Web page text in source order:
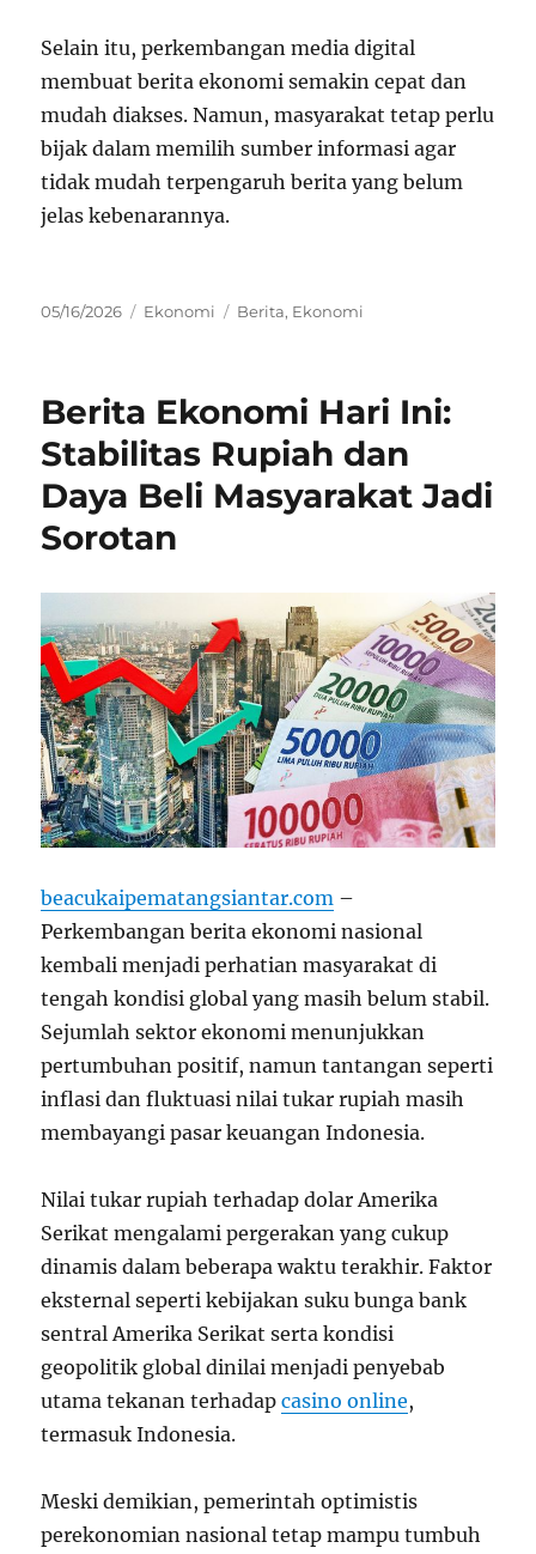
Selain itu, perkembangan media digital
membuat berita ekonomi semakin cepat dan
mudah diakses. Namun, masyarakat tetap perlu
bijak dalam memilih sumber informasi agar
tidak mudah terpengaruh berita yang belum
jelas kebenarannya.
Posted
05/16/2026 Categories
Ekonomi Tags
Berita, Ekonomi
Berita Ekonomi Hari Ini:
Stabilitas Rupiah dan
Daya Beli Masyarakat Jadi
Sorotan
beacukaipematangsiantar.com –
Perkembangan berita ekonomi nasional
kembali menjadi perhatian masyarakat di
tengah kondisi global yang masih belum stabil.
Sejumlah sektor ekonomi menunjukkan
pertumbuhan positif, namun tantangan seperti
inflasi dan fluktuasi nilai tukar rupiah masih
membayangi pasar keuangan Indonesia.
Nilai tukar rupiah terhadap dolar Amerika
Serikat mengalami pergerakan yang cukup
dinamis dalam beberapa waktu terakhir. Faktor
eksternal seperti kebijakan suku bunga bank
sentral Amerika Serikat serta kondisi
geopolitik global dinilai menjadi penyebab
utama tekanan terhadapcasino online,
termasuk Indonesia.
Meski demikian, pemerintah optimistis
perekonomian nasional tetap mampu tumbuh